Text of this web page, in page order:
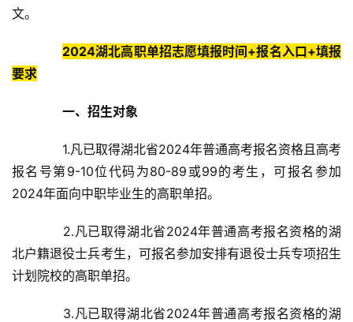
文。
2024湖北高职单招志愿填报时间+报名入口+填报
要求
一、招生对象
1.凡已取得湖北省2024年普通高考报名资格且高考
报名号第9-10位代码为80-89或99的考生，可报名参加
2024年面向中职毕业生的高职单招。
2.凡已取得湖北省2024年普通高考报名资格的湖
北户籍退役士兵考生，可报名参加安排有退役士兵专项招生
计划院校的高职单招。
3.凡已取得湖北省2024年普通高考报名资格的湖